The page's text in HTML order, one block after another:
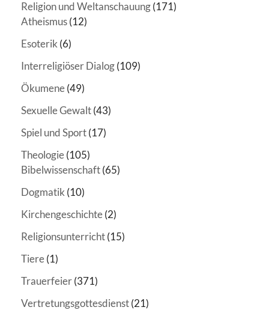
Religion und Weltanschauung(171)
Atheismus(12)
Esoterik(6)
Interreligiöser Dialog(109)
Ökumene(49)
Sexuelle Gewalt(43)
Spiel und Sport(17)
Theologie(105)
Bibelwissenschaft(65)
Dogmatik(10)
Kirchengeschichte(2)
Religionsunterricht(15)
Tiere(1)
Trauerfeier(371)
Vertretungsgottesdienst(21)